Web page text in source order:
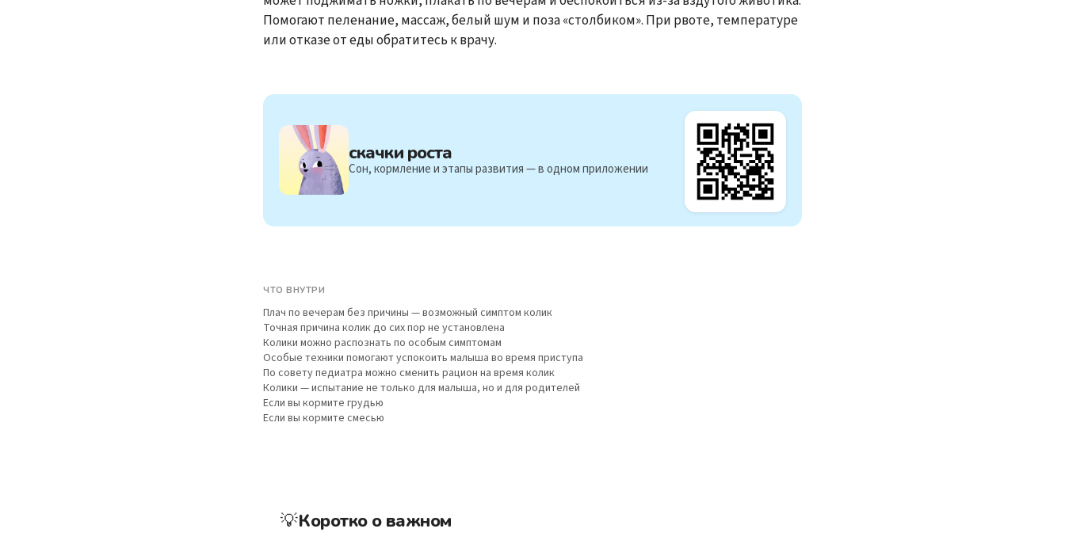
Помогают пеленание, массаж, белый шум и поза «столбиком». При рвоте, температуре
или отказе от еды обратитесь к врачу.
скачки роста
Сон, кормление и этапы развития — в одном приложении
ЧТО ВНУТРИ
Плач по вечерам без причины — возможный симптом колик
Точная причина колик до сих пор не установлена
Колики можно распознать по особым симптомам
Особые техники помогают успокоить малыша во время приступа
По совету педиатра можно сменить рацион на время колик
Колики — испытание не только для малыша, но и для родителей
Если вы кормите грудью
Если вы кормите смесью
💡Коротко о важном